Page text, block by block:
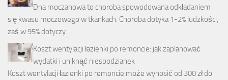
Dna moczanowa to choroba spowodowana odkładaniem
się kwasu moczowego w tkankach. Choroba dotyka 1-2% ludzkości,
zaś w 95% dotyczy …
Koszt wentylacji łazienki po remoncie: jak zaplanować
wydatki i uniknąć niespodzianek
Koszt wentylacji łazienki po remoncie może wynosić od 300 zł do